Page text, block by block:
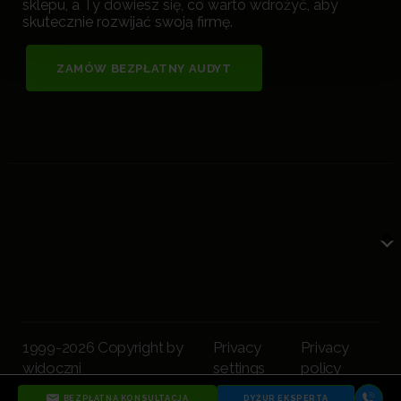
sklepu, a Ty dowiesz się, co warto wdrożyć, aby
skutecznie rozwijać swoją firmę.
ZAMÓW BEZPŁATNY AUDYT
1999-2026 Copyright by
widoczni
Privacy
settings
Privacy
policy
BEZPŁATNA KONSULTACJA DYŻUR EKSPERTA